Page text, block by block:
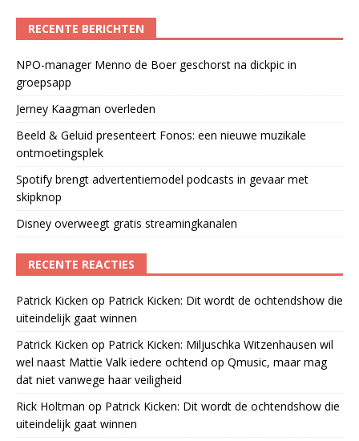
RECENTE BERICHTEN
NPO-manager Menno de Boer geschorst na dickpic in
groepsapp
Jerney Kaagman overleden
Beeld & Geluid presenteert Fonos: een nieuwe muzikale
ontmoetingsplek
Spotify brengt advertentiemodel podcasts in gevaar met
skipknop
Disney overweegt gratis streamingkanalen
RECENTE REACTIES
Patrick Kicken op Patrick Kicken: Dit wordt de ochtendshow die
uiteindelijk gaat winnen
Patrick Kicken op Patrick Kicken: Miljuschka Witzenhausen wil
wel naast Mattie Valk iedere ochtend op Qmusic, maar mag
dat niet vanwege haar veiligheid
Rick Holtman op Patrick Kicken: Dit wordt de ochtendshow die
uiteindelijk gaat winnen